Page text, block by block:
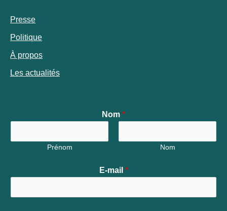
Presse
Politique
À propos
Les actualités
Nom *
Prénom Nom
E-mail *